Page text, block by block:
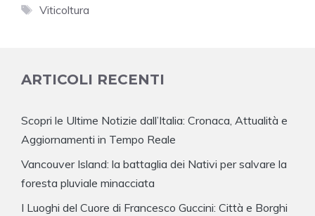
Tag
Viticoltura
ARTICOLI RECENTI
Scopri le Ultime Notizie dall’Italia: Cronaca, Attualità e
Aggiornamenti in Tempo Reale
Vancouver Island: la battaglia dei Nativi per salvare la
foresta pluviale minacciata
I Luoghi del Cuore di Francesco Guccini: Città e Borghi